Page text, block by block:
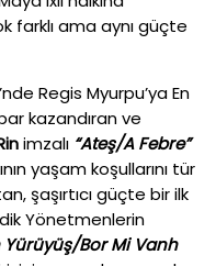
farklı ama aynı güçte
Regis Myurpu’ya En
kazandıran ve
imzalı “Ateş/A Febre”
yaşam koşullarını tür
şaşırtıcı güçte bir ilk
Yönetmenlerin
Yürüyüş/Bor Mi Vanh